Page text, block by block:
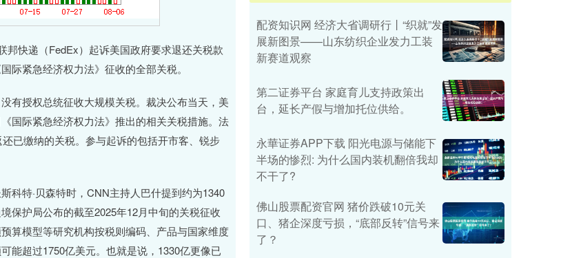
快递（FedEx）起诉美国政府要求退还关税款
际紧急经济权力法》征收的全部关税。
授权总统征收大规模关税。裁决公布当天，美
国际紧急经济权力法》推出的相关关税措施。法
已缴纳的关税。参与起诉的包括开市客、锐步
特·贝森特时，CNN主持人巴什提到约为1340
保护局公布的截至2025年12月中旬的关税征收
算模型等研究机构按税则编码、产品与国家维度
能超过1750亿美元。也就是说，1330亿更像已
配资知识网 经济大省调研行丨“织就”发
展新图景——山东纺织企业发力工装
新赛道观察
第二证券平台 家庭育儿支持政策出
台，延长产假与增加托位供给。
永華证券APP下载 阳光电源与储能下
半场的惨烈: 为什么国内装机翻倍我却
不干了?
佛山股票配资官网 猪价跌破10元关
口、猪企深度亏损，“底部反转”信号来
了？